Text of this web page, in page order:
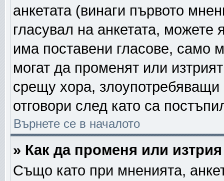
анкетата (винаги първото
гласувал на анкетата, можете
има поставени гласове, само
могат да променят или
срещу хора,
отговори след като са
Върнете се в началото
» Как да променя или изтрия
Също като при мненията,